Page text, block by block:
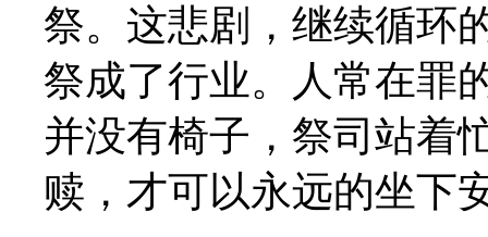
祭。这悲剧，继续循环
祭成了行业。人常在罪
并没有椅子，祭司站着
赎，才可以永远的坐下